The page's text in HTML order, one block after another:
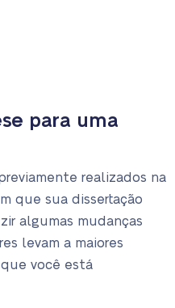
para uma
realizados na
que sua dissertação
algumas mudanças
levam a maiores
você está